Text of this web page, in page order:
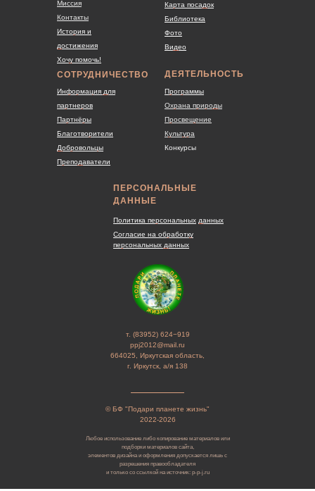
т. (83952) 624−919
ppj2012@mail.ru
664025, Иркутская область,
г. Иркутск, а/я 138
© БФ "Подари планете жизнь"
2022-2026
Любое использование либо копирование материалов или
подборки материалов сайта,
элементов дизайна и оформления допускается лишь с
разрешения правообладателя
и только со ссылкой на источник: p-p-j.ru
ДЕЯТЕЛЬНОСТЬ
ПЕРСОНАЛЬНЫЕ
ДАННЫЕ
Миссия
Контакты
История и
достижения
Хочу помочь!
Программы
Охрана природы
Просвещение
Культура
Конкурсы
СОТРУДНИЧЕСТВО
Информация для
партнеров
Партнёры
Благотворители
Добровольцы
Преподаватели
Карта посадок
Библиотека
Фото
Видео
Политика персональных данных
Согласие на обработку
персональных данных